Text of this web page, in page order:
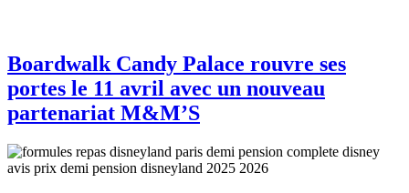
Boardwalk Candy Palace rouvre ses
portes le 11 avril avec un nouveau
partenariat M&M’S